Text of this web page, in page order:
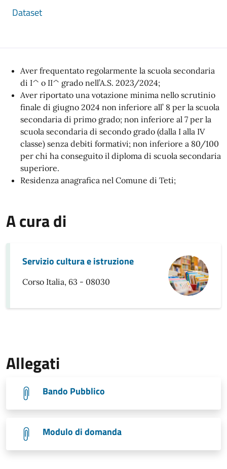
Dataset
Aver frequentato regolarmente la scuola secondaria
di I^ o II^ grado nell’A.S. 2023/2024;
Aver riportato una votazione minima nello scrutinio
finale di giugno 2024 non inferiore all’ 8 per la scuola
secondaria di primo grado; non inferiore al 7 per la
scuola secondaria di secondo grado (dalla I alla IV
classe) senza debiti formativi; non inferiore a 80/100
per chi ha conseguito il diploma di scuola secondaria
superiore.
Residenza anagrafica nel Comune di Teti;
A cura di
Servizio cultura e istruzione
Corso Italia, 63 - 08030
Allegati
Bando Pubblico
Modulo di domanda